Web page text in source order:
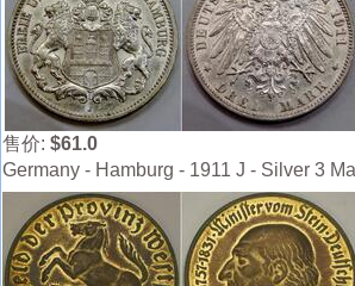
售价: $61.0
Germany - Hamburg - 1911 J - Silver 3